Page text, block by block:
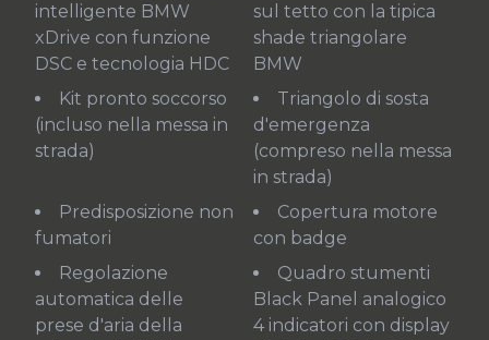
intelligente BMW
xDrive con funzione
DSC e tecnologia HDC
sul tetto con la tipica
shade triangolare
BMW
Kit pronto soccorso
(incluso nella messa in
strada)
Triangolo di sosta
d'emergenza
(compreso nella messa
in strada)
Predisposizione non
fumatori
Copertura motore
con badge
Regolazione
automatica delle
prese d'aria della
Quadro stumenti
Black Panel analogico
4 indicatori con display